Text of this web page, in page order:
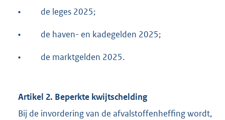
• de leges 2025;
• de haven- en kadegelden 2025;
• de marktgelden 2025.
Artikel 2. Beperkte kwijtschelding
Bij de invordering van de afvalstoffenheffing wordt,